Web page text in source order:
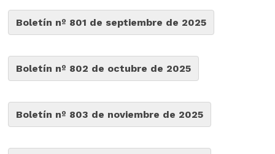
Boletín nº 801 de septiembre de 2025
Boletín nº 802 de octubre de 2025
Boletín nº 803 de noviembre de 2025